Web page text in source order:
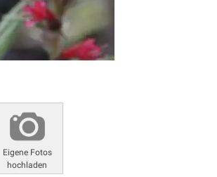
Eigene Fotos
hochladen